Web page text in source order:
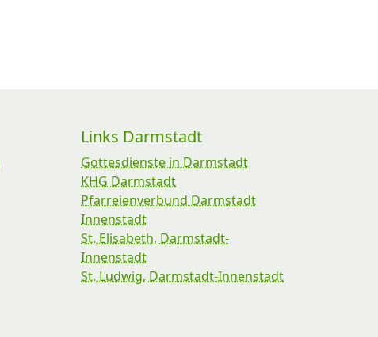
Links Darmstadt
Gottesdienste in Darmstadt
KHG Darmstadt
Pfarreienverbund Darmstadt
Innenstadt
St. Elisabeth, Darmstadt-
Innenstadt
St. Ludwig, Darmstadt-Innenstadt